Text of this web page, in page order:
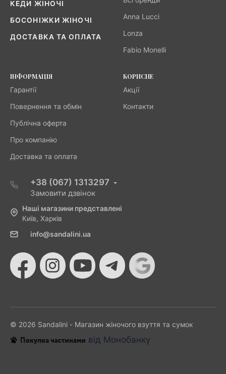
КЕДИ ЖІНОЧІ
БОСОНІЖКИ ЖІНОЧІ
ДОСТАВКА ТА ОПЛАТА
Anna Lucci
Lonza
Fabio Monelli
ІНФОРМАЦІЯ
Гарантії
Повернення та обмін
Публічна оферта
Про компанію
Доставка та оплата
КОРИСНЕ
Акції
Контакти
+38 (067) 1313297
Замовити дзвінок
Наші магазини представлені
Київ, Харків
info@sandalini.ua
© 2026 Sandalini - Магазин жіночого взуття та сумок
від Монобанку